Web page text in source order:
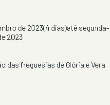
de 2023(4 dias)até segunda-
2023
das freguesias de Glória e Vera